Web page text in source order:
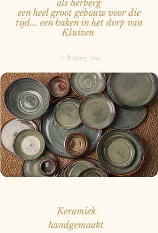
als herberg
een heel groot gebouw voor die
tijd... een baken in het dorp van
Kluizen
— Naam, titel
Keramiek
handgemaakt